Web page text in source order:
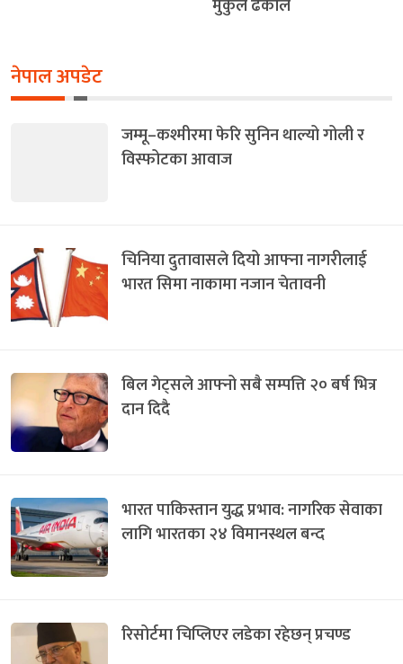
मुकुल ढकाल
नेपाल अपडेट
जम्मू–कश्मीरमा फेरि सुनिन थाल्यो गोली र
विस्फोटका आवाज
चिनिया दुतावासले दियो आफ्ना नागरीलाई
भारत सिमा नाकामा नजान चेतावनी
बिल गेट्सले आफ्नो सबै सम्पत्ति २० बर्ष भित्र
दान दिदै
भारत पाकिस्तान युद्ध प्रभाव: नागरिक सेवाका
लागि भारतका २४ विमानस्थल बन्द
रिसोर्टमा चिप्लिएर लडेका रहेछन् प्रचण्ड